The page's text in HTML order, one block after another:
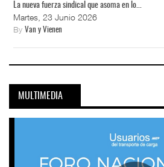
La nueva fuerza sindical que asoma en lo...
Martes, 23 Junio 2026
By Van y Vienen
MULTIMEDIA